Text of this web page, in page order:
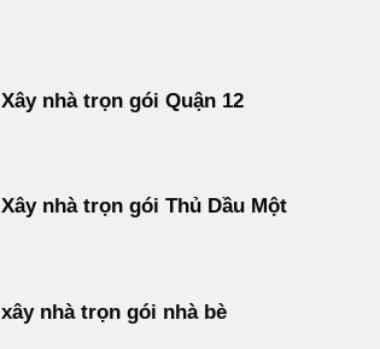
Xây nhà trọn gói Quận 12
Xây nhà trọn gói Thủ Dầu Một
xây nhà trọn gói nhà bè